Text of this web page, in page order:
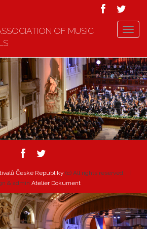
T
g
l
e
n
a
v
i
o
OF MUSIC
České Republiky (c) All rights reserved. |
& admin Atelier Dokument